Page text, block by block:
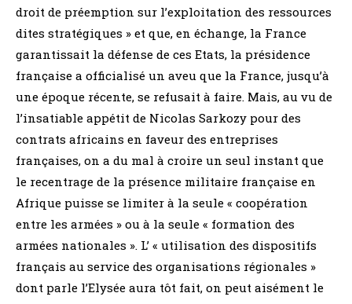
droit de préemption sur l’exploitation des ressources
dites stratégiques » et que, en échange, la France
garantissait la défense de ces Etats, la présidence
française a officialisé un aveu que la France, jusqu’à
une époque récente, se refusait à faire. Mais, au vu de
l’insatiable appétit de Nicolas Sarkozy pour des
contrats africains en faveur des entreprises
françaises, on a du mal à croire un seul instant que
le recentrage de la présence militaire française en
Afrique puisse se limiter à la seule « coopération
entre les armées » ou à la seule « formation des
armées nationales ». L’ « utilisation des dispositifs
français au service des organisations régionales »
dont parle l’Elysée aura tôt fait, on peut aisément le